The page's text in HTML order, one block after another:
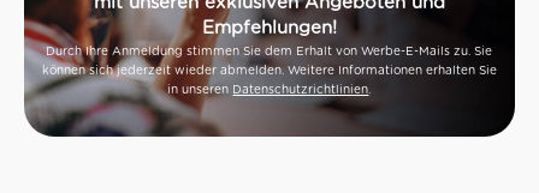
Empfehlungen!
Durch Ihre Anmeldung stimmen Sie dem Erhalt von Werbe-E-Mails zu. Sie
können sich jederzeit wieder abmelden. Weitere Informationen erhalten Sie
in unseren Datenschutzrichtlinien